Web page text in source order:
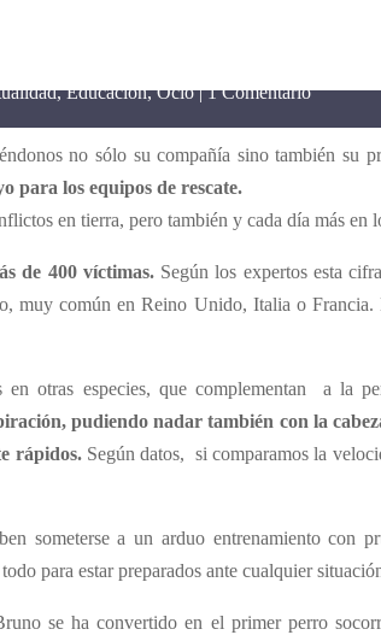
,Educación,Ocio 1 Comentario
no sólo su compañía sino también su
para los equipos de rescate.
en tierra, pero también y cada día más en
de 400 víctimas.Según los expertos esta
muy común en Reino Unido, Italia o Francia.
en otras especies, que complementan a la
pudiendo nadar también con la
rápidos.Según datos, si comparamos la
someterse a un arduo entrenamiento con
todo para estar preparados ante cualquier
se ha convertido en el primer perro